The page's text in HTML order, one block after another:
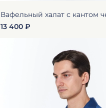
Вафельный халат с кантом
13 400 ₽